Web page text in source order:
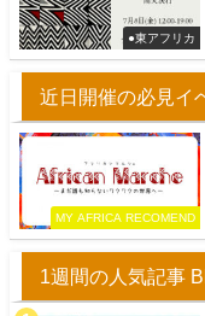
●東アフリカ
近日開催の必見イ
MY AFRICA RECOMEND
1週間の人気記事